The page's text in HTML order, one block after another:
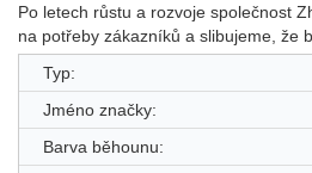
Po letech růstu a rozvoje společnost
na potřeby zákazníků a slibujeme, že
Typ:
Jméno značky:
Barva běhounu: